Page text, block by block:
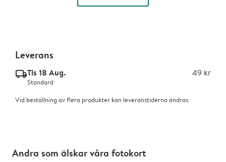
Leverans
delivery_standard_v2Tis 18 Aug. 49 kr
Standard
Vid beställning av flera produkter kan leveranstiderna ändras.
Andra som älskar våra fotokort